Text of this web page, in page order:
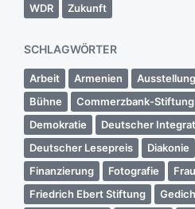
WDR
Zukunft
SCHLAGWÖRTER
Arbeit Armenien Ausstellung
Bühne
Commerzbank-Stiftung
Demokratie
Deutscher
Deutscher Lesepreis
Diakonie
Finanzierung
Fotografie
Friedrich Ebert Stiftung